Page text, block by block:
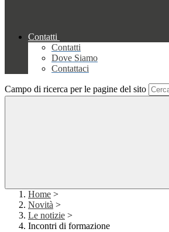
Contatti
Contatti
Dove Siamo
Contattaci
Campo di ricerca per le pagine del sito
Home >
Novità >
Le notizie >
Incontri di formazione